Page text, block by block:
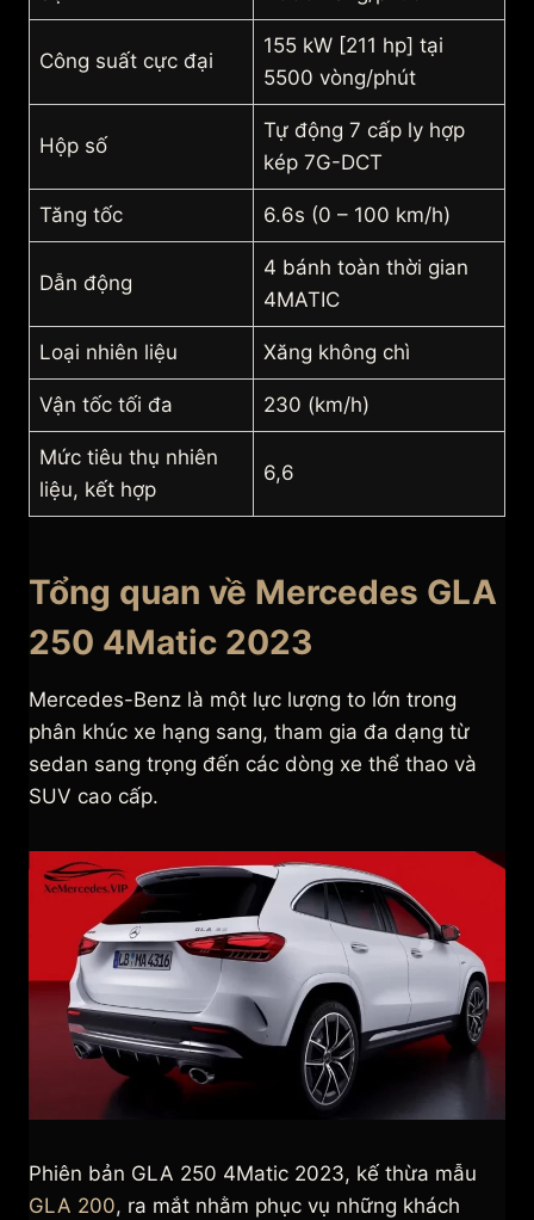
Công suất cực đại
155 kW [211 hp] tại
5500 vòng/phút
Hộp số
Tự động 7 cấp ly hợp
kép 7G-DCT
Tăng tốc 6.6s (0 – 100 km/h)
Dẫn động
4 bánh toàn thời gian
4MATIC
Loại nhiên liệu Xăng không chì
Vận tốc tối đa 230 (km/h)
Mức tiêu thụ nhiên
liệu, kết hợp
6,6
Tổng quan về Mercedes GLA
250 4Matic 2023
Mercedes-Benz là một lực lượng to lớn trong
phân khúc xe hạng sang, tham gia đa dạng từ
sedan sang trọng đến các dòng xe thể thao và
SUV cao cấp.
Phiên bản GLA 250 4Matic 2023, kế thừa mẫu
GLA 200, ra mắt nhằm phục vụ những khách